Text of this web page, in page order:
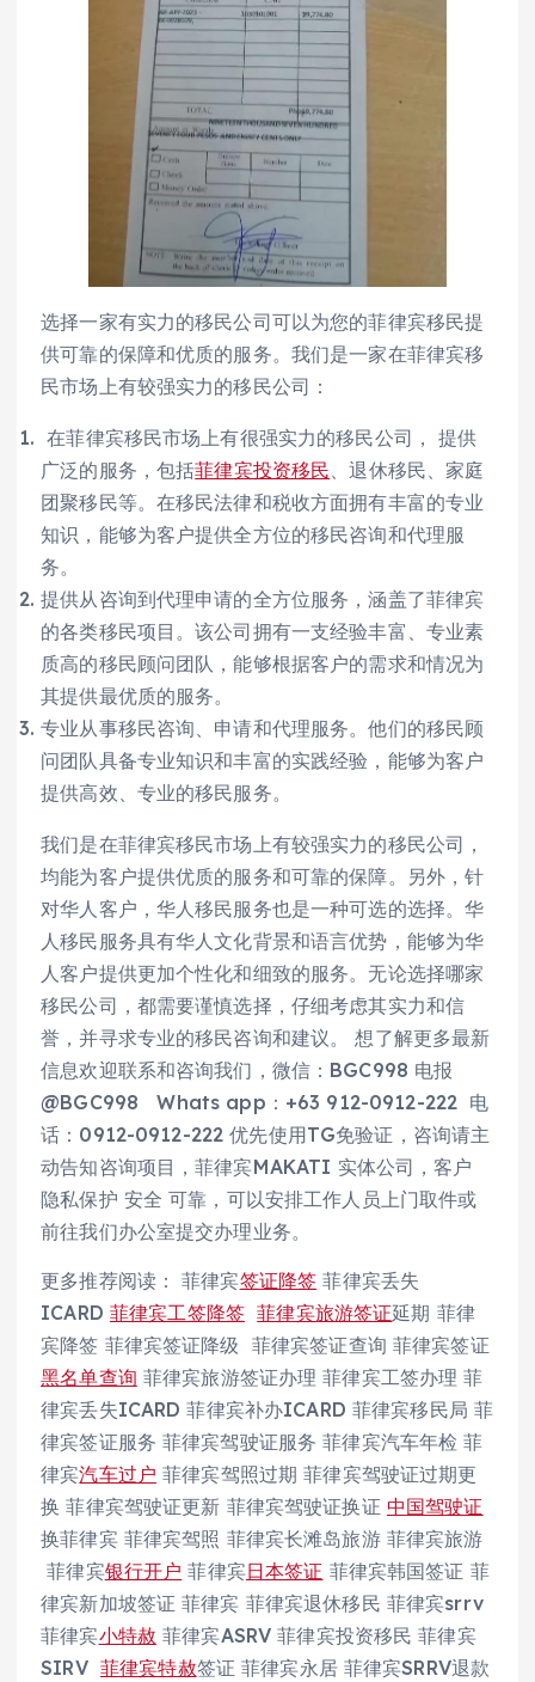
选择一家有实力的移民公司可以为您的菲律宾移民提
供可靠的保障和优质的服务。我们是一家在菲律宾移
民市场上有较强实力的移民公司：
在菲律宾移民市场上有很强实力的移民公司， 提供
广泛的服务，包括菲律宾投资移民、退休移民、家庭
团聚移民等。在移民法律和税收方面拥有丰富的专业
知识，能够为客户提供全方位的移民咨询和代理服
务。
提供从咨询到代理申请的全方位服务，涵盖了菲律宾
的各类移民项目。该公司拥有一支经验丰富、专业素
质高的移民顾问团队，能够根据客户的需求和情况为
其提供最优质的服务。
专业从事移民咨询、申请和代理服务。他们的移民顾
问团队具备专业知识和丰富的实践经验，能够为客户
提供高效、专业的移民服务。
我们是在菲律宾移民市场上有较强实力的移民公司，
均能为客户提供优质的服务和可靠的保障。另外，针
对华人客户，华人移民服务也是一种可选的选择。华
人移民服务具有华人文化背景和语言优势，能够为华
人客户提供更加个性化和细致的服务。无论选择哪家
移民公司，都需要谨慎选择，仔细考虑其实力和信
誉，并寻求专业的移民咨询和建议。 想了解更多最新
信息欢迎联系和咨询我们，微信：BGC998 电报
@BGC998 Whats app：+63 912-0912-222 电
话：0912-0912-222 优先使用TG免验证，咨询请主
动告知咨询项目，菲律宾MAKATI 实体公司，客户
隐私保护 安全 可靠，可以安排工作人员上门取件或
前往我们办公室提交办理业务。
更多推荐阅读： 菲律宾签证降签 菲律宾丢失
ICARD 菲律宾工签降签 菲律宾旅游签证延期 菲律
宾降签 菲律宾签证降级 菲律宾签证查询 菲律宾签证
黑名单查询 菲律宾旅游签证办理 菲律宾工签办理 菲
律宾丢失ICARD 菲律宾补办ICARD 菲律宾移民局 菲
律宾签证服务 菲律宾驾驶证服务 菲律宾汽车年检 菲
律宾汽车过户 菲律宾驾照过期 菲律宾驾驶证过期更
换 菲律宾驾驶证更新 菲律宾驾驶证换证 中国驾驶证
换菲律宾 菲律宾驾照 菲律宾长滩岛旅游 菲律宾旅游
菲律宾银行开户 菲律宾日本签证 菲律宾韩国签证 菲
律宾新加坡签证 菲律宾 菲律宾退休移民 菲律宾srrv
菲律宾小特赦 菲律宾ASRV 菲律宾投资移民 菲律宾
SIRV 菲律宾特赦签证 菲律宾永居 菲律宾SRRV退款